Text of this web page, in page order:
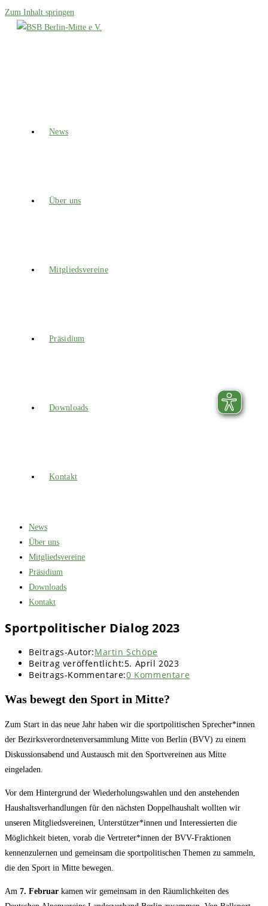
Zum Inhalt springen
News
Über uns
Mitgliedsvereine
Präsidium
Downloads
Kontakt
News
Über uns
Mitgliedsvereine
Präsidium
Downloads
Kontakt
Sportpolitischer Dialog 2023
Beitrags-Autor:Martin Schöpe
Beitrag veröffentlicht:5. April 2023
Beitrags-Kommentare:0 Kommentare
Was bewegt den Sport in Mitte?
Zum Start in das neue Jahr haben wir die sportpolitischen Sprecher*innen
der Bezirksverordnetenversammlung Mitte von Berlin (BVV) zu einem
Diskussionsabend und Austausch mit den Sportvereinen aus Mitte
eingeladen.
Vor dem Hintergrund der Wiederholungswahlen und den anstehenden
Haushaltsverhandlungen für den nächsten Doppelhaushalt wollten wir
unseren Mitgliedsvereinen, Unterstützer*innen und Interessierten die
Möglichkeit bieten, vorab die Vertreter*innen der BVV-Fraktionen
kennenzulernen und gemeinsam die sportpolitischen Themen zu sammeln,
die den Sport in Mitte bewegen.
Am 7. Februar kamen wir gemeinsam in den Räumlichkeiten des